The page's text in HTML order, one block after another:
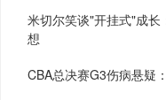
米切尔笑谈"开挂式"成
想
CBA总决赛G3伤病悬疑